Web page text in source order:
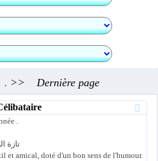
. >> Dernière page
.
تازة
et amical, doté d'un bon sens de l'humour.